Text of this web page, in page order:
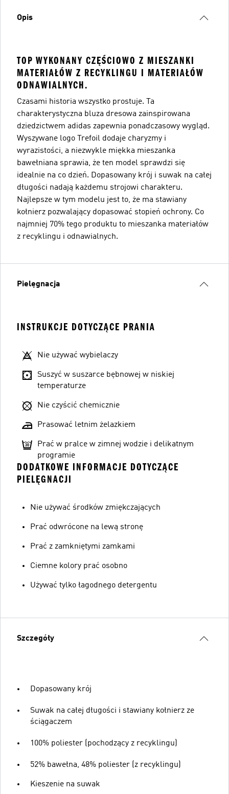
Opis
TOP WYKONANY CZĘŚCIOWO Z MIESZANKI
MATERIAŁÓW Z RECYKLINGU I MATERIAŁÓW
ODNAWIALNYCH.
Czasami historia wszystko prostuje. Ta
charakterystyczna bluza dresowa zainspirowana
dziedzictwem adidas zapewnia ponadczasowy wygląd.
Wyszywane logo Trefoil dodaje charyzmy i
wyrazistości, a niezwykle miękka mieszanka
bawełniana sprawia, że ten model sprawdzi się
idealnie na co dzień. Dopasowany krój i suwak na całej
długości nadają każdemu strojowi charakteru.
Najlepsze w tym modelu jest to, że ma stawiany
kołnierz pozwalający dopasować stopień ochrony. Co
najmniej 70% tego produktu to mieszanka materiałów
z recyklingu i odnawialnych.
Pielęgnacja
INSTRUKCJE DOTYCZĄCE PRANIA
Nie używać wybielaczy
Suszyć w suszarce bębnowej w niskiej
temperaturze
Nie czyścić chemicznie
Prasować letnim żelazkiem
Prać w pralce w zimnej wodzie i delikatnym
programie
DODATKOWE INFORMACJE DOTYCZĄCE
PIELĘGNACJI
Nie używać środków zmiękczających
Prać odwrócone na lewą stronę
Prać z zamkniętymi zamkami
Ciemne kolory prać osobno
Używać tylko łagodnego detergentu
Szczegóły
Dopasowany krój
Suwak na całej długości i stawiany kołnierz ze
ściągaczem
100% poliester (pochodzący z recyklingu)
52% bawełna, 48% poliester (z recyklingu)
Kieszenie na suwak